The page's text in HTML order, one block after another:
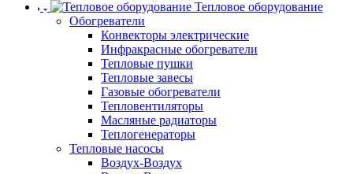
Тепловое оборудование
Обогреватели
Конвекторы электрические
Инфракрасные обогреватели
Тепловые пушки
Тепловые завесы
Газовые обогреватели
Тепловентиляторы
Масляные радиаторы
Теплогенераторы
Тепловые насосы
Воздух-Воздух